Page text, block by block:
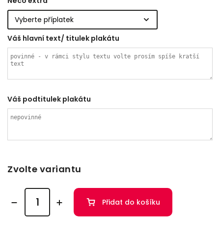
Váš hlavní text/ titulek plakátu
Váš podtitulek plakátu
Zvolte variantu
Přidat do košíku